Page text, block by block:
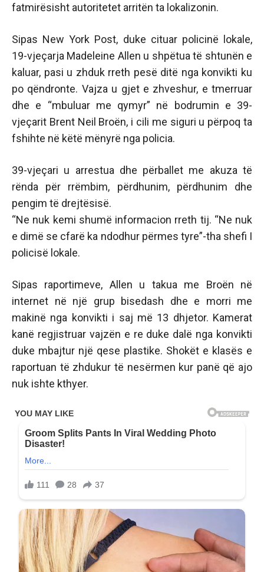
fatmirësisht autoritetet arritën ta lokalizonin.
Sipas New York Post, duke cituar policinë lokale,
19-vjeçarja Madeleine Allen u shpëtua të shtunën e
kaluar, pasi u zhduk rreth pesë ditë nga konvikti ku
po qëndronte. Vajza u gjet e zhveshur, e tmerruar
dhe e “mbuluar me qymyr” në bodrumin e 39-
vjeçarit Brent Neil Broën, i cili me siguri u përpoq ta
fshihte në këtë mënyrë nga policia.
39-vjeçari u arrestua dhe përballet me akuza të
rënda për rrëmbim, përdhunim, përdhunim dhe
pengim të drejtësisë.
“Ne nuk kemi shumë informacion rreth tij. “Ne nuk
e dimë se cfarë ka ndodhur përmes tyre”-tha shefi I
policisë lokale.
Sipas raportimeve, Allen u takua me Broën në
internet në një grup bisedash dhe e morri me
makinë nga konvikti i saj më 13 dhjetor. Kamerat
kanë regjistruar vajzën e re duke dalë nga konvikti
duke mbajtur një qese plastike. Shokët e klasës e
raportuan të zhdukur të nesërmen kur panë që ajo
nuk ishte kthyer.